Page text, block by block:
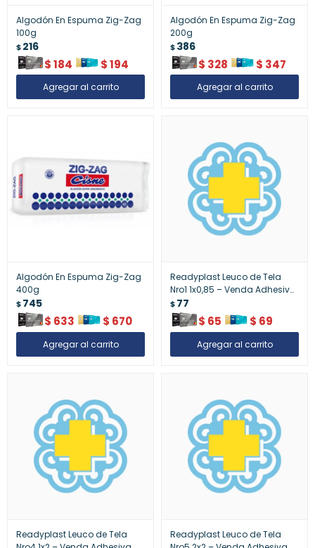
Algodón En Espuma Zig-Zag
100g
$216
$184 $194
Algodón En Espuma Zig-Zag
200g
$386
$ 328 $ 347
Algodón En Espuma Zig-Zag
400g
$745
$ 633 $ 670
Readyplast Leuco de Tela
Nro1 1x0,85 – Venda Adhesiva
Pequeña
$77
$ 65 $ 69
Readyplast Leuco de Tela
Readyplast Leuco de Tela